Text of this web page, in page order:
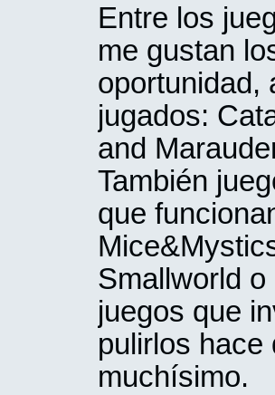
Entre los
me gustan
oportunidad,
jugados:
and
También
que
Smallworld
juegos que
pulirlos hace
muchísimo.